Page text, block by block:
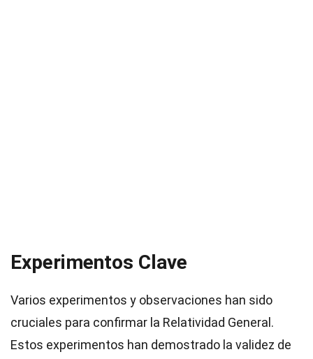
Experimentos Clave
Varios experimentos y observaciones han sido
cruciales para confirmar la Relatividad General.
Estos experimentos han demostrado la validez de